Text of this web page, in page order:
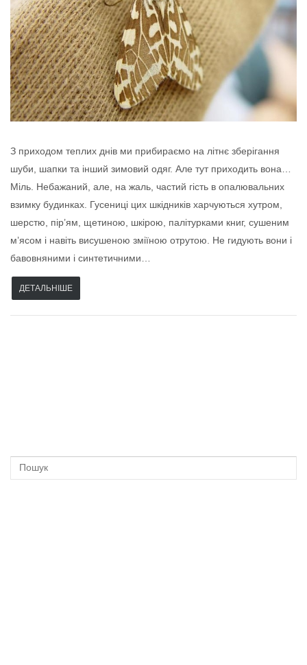
З приходом теплих днів ми прибираємо на літнє зберігання
шуби, шапки та інший зимовий одяг. Але тут приходить вона…
Міль. Небажаний, але, на жаль, частий гість в опалювальних
взимку будинках. Гусениці цих шкідників харчуються хутром,
шерстю, пір’ям, щетиною, шкірою, палітурками книг, сушеним
м’ясом і навіть висушеною зміїною отрутою. Не гидують вони і
бавовняними і синтетичними…
ДЕТАЛЬНІШЕ